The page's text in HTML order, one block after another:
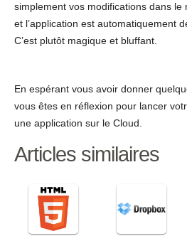
simplement vos modifications dans le
et l’application est automatiquement
C’est plutôt magique et bluffant.
En espérant vous avoir donner
vous êtes en réflexion pour lancer
une application sur le Cloud.
Articles similaires